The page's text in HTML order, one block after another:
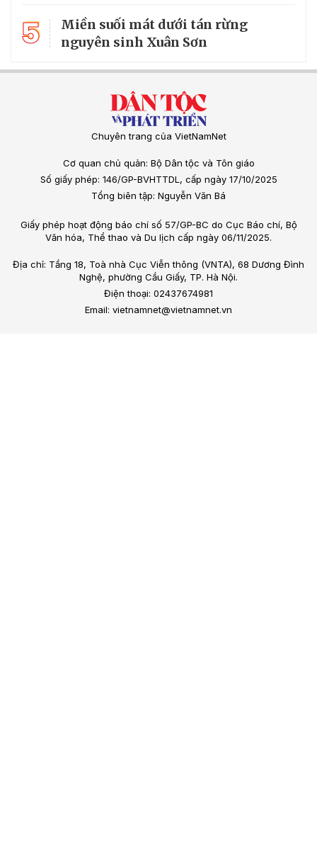
5
Miền suối mát dưới tán rừng
nguyên sinh Xuân Sơn
Chuyên trang của VietNamNet
Cơ quan chủ quản: Bộ Dân tộc và Tôn giáo
Số giấy phép: 146/GP-BVHTTDL, cấp ngày 17/10/2025
Tổng biên tập: Nguyễn Văn Bá
Giấy phép hoạt động báo chí số 57/GP-BC do Cục Báo chí, Bộ
Văn hóa, Thể thao và Du lịch cấp ngày 06/11/2025.
Địa chỉ: Tầng 18, Toà nhà Cục Viễn thông (VNTA), 68 Dương Đình
Nghệ, phường Cầu Giấy, TP. Hà Nội.
Điện thoại: 02437674981
Email: vietnamnet@vietnamnet.vn